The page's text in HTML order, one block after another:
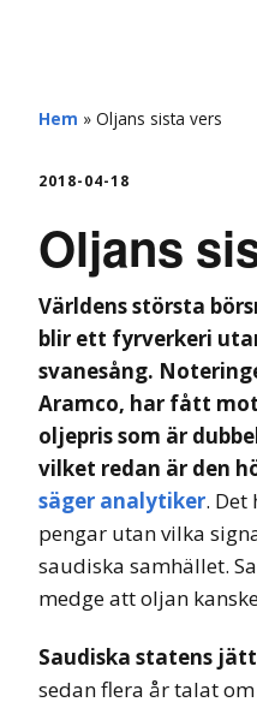
Hem » Oljans sista vers
2018-04-18
Oljans
Världens största
blir ett fyrverkeri
svanesång.
Aramco, har fått
oljepris som är
vilket redan är den
säger analytiker.
pengar utan vilka
saudiska samhället.
medge att oljan
Saudiska statens
sedan flera år talat